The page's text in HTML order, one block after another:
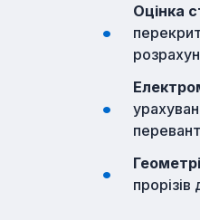
Оцінка